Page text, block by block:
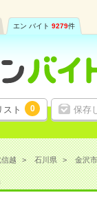
エン バイト 9279件
スト 0 保存
越 石川県 金沢市